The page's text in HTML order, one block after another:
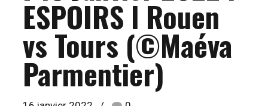
ESPOIRS l Rouen
vs Tours (©Maéva
Parmentier)